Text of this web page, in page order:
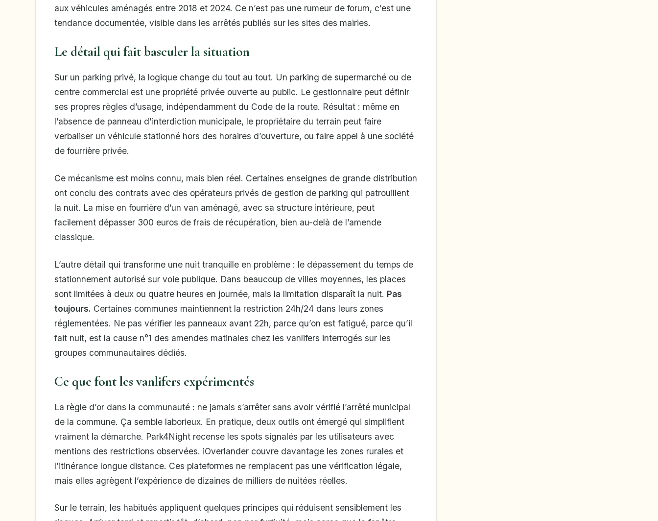
aux véhicules aménagés entre 2018 et 2024. Ce n’est pas une rumeur de forum, c’est une
tendance documentée, visible dans les arrêtés publiés sur les sites des mairies.
Le détail qui fait basculer la situation
Sur un parking privé, la logique change du tout au tout. Un parking de supermarché ou de
centre commercial est une propriété privée ouverte au public. Le gestionnaire peut définir
ses propres règles d’usage, indépendamment du Code de la route. Résultat : même en
l’absence de panneau d’interdiction municipale, le propriétaire du terrain peut faire
verbaliser un véhicule stationné hors des horaires d’ouverture, ou faire appel à une société
de fourrière privée.
Ce mécanisme est moins connu, mais bien réel. Certaines enseignes de grande distribution
ont conclu des contrats avec des opérateurs privés de gestion de parking qui patrouillent
la nuit. La mise en fourrière d’un van aménagé, avec sa structure intérieure, peut
facilement dépasser 300 euros de frais de récupération, bien au-delà de l’amende
classique.
L’autre détail qui transforme une nuit tranquille en problème : le dépassement du temps de
stationnement autorisé sur voie publique. Dans beaucoup de villes moyennes, les places
sont limitées à deux ou quatre heures en journée, mais la limitation disparaît la nuit. Pas
toujours. Certaines communes maintiennent la restriction 24h/24 dans leurs zones
réglementées. Ne pas vérifier les panneaux avant 22h, parce qu’on est fatigué, parce qu’il
fait nuit, est la cause n°1 des amendes matinales chez les vanlifers interrogés sur les
groupes communautaires dédiés.
Ce que font les vanlifers expérimentés
La règle d’or dans la communauté : ne jamais s’arrêter sans avoir vérifié l’arrêté municipal
de la commune. Ça semble laborieux. En pratique, deux outils ont émergé qui simplifient
vraiment la démarche. Park4Night recense les spots signalés par les utilisateurs avec
mentions des restrictions observées. iOverlander couvre davantage les zones rurales et
l’itinérance longue distance. Ces plateformes ne remplacent pas une vérification légale,
mais elles agrègent l’expérience de dizaines de milliers de nuitées réelles.
Sur le terrain, les habitués appliquent quelques principes qui réduisent sensiblement les